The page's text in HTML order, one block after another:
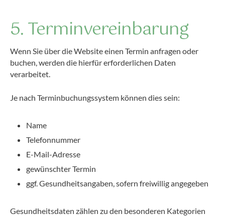
5. Terminvereinbarung
Wenn Sie über die Website einen Termin anfragen oder
buchen, werden die hierfür erforderlichen Daten
verarbeitet.
Je nach Terminbuchungssystem können dies sein:
Name
Telefonnummer
E-Mail-Adresse
gewünschter Termin
ggf. Gesundheitsangaben, sofern freiwillig angegeben
Gesundheitsdaten zählen zu den besonderen Kategorien